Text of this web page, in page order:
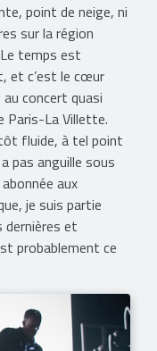
point de neige, ni
sur la région
temps est
et c’est le cœur
concert quasi
Paris-La Villette.
fluide, à tel point
pas anguille sous
aux
je suis partie
et
probablement ce